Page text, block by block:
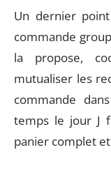
Un dernier
commande
la propose,
mutualiser les
commande
temps le jour J
panier complet